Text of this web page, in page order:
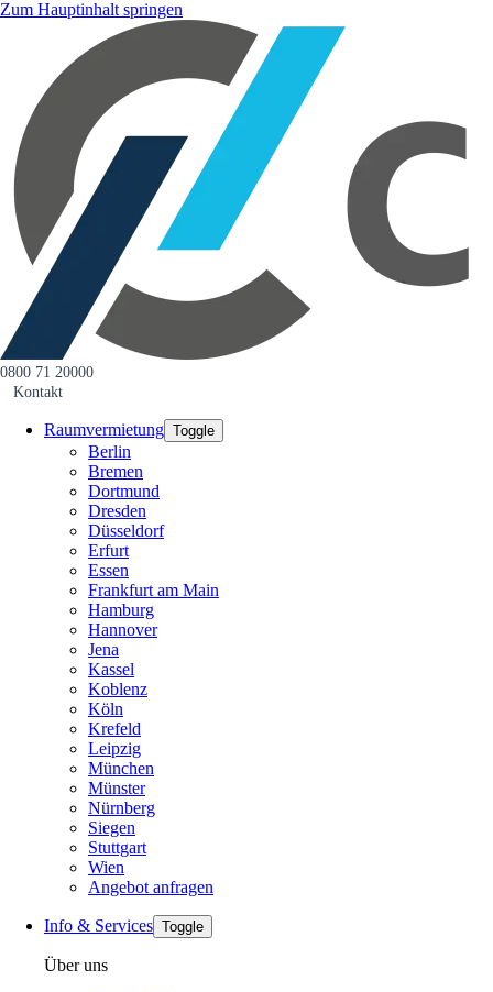
Zum Hauptinhalt springen
0800 71 20000
Kontakt
Raumvermietung Toggle
Berlin
Bremen
Dortmund
Dresden
Düsseldorf
Erfurt
Essen
Frankfurt am Main
Hamburg
Hannover
Jena
Kassel
Koblenz
Köln
Krefeld
Leipzig
München
Münster
Nürnberg
Siegen
Stuttgart
Wien
Angebot anfragen
Info & Services Toggle
Über uns